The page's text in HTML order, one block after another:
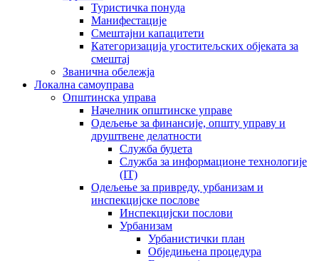
Туристичка понуда
Манифестације
Смештајни капацитети
Категоризација угоститељских објеката за
смештај
Званична обележја
Локална самоуправа
Општинска управа
Начелник општинске управе
Одељење за финансије, општу управу и
друштвене делатности
Служба буџета
Служба за информационе технологије
(IT)
Одељење за привреду, урбанизам и
инспекцијске послове
Инспекцијски послови
Урбанизам
Урбанистички план
Обједињена процедура